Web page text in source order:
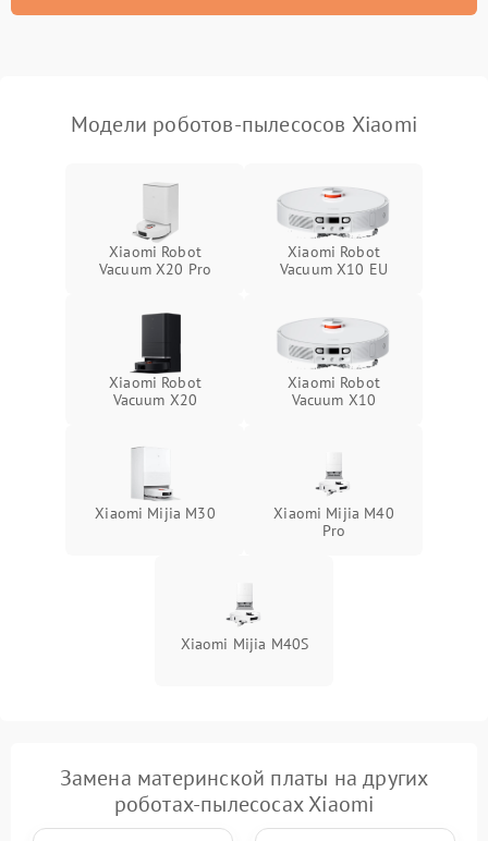
Модели роботов-пылесосов Xiaomi
Xiaomi Robot
Vacuum X20 Pro
Xiaomi Robot
Vacuum X10 EU
Xiaomi Robot
Vacuum X20
Xiaomi Robot
Vacuum X10
Xiaomi Mijia M30
Xiaomi Mijia M40
Pro
Xiaomi Mijia M40S
Замена материнской платы на других
роботах-пылесосах Xiaomi